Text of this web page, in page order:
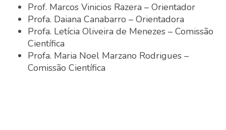
Prof. Marcos Vinicios Razera – Orientador
Profa. Daiana Canabarro – Orientadora
Profa. Letícia Oliveira de Menezes – Comissão
Científica
Profa. Maria Noel Marzano Rodrigues –
Comissão Científica